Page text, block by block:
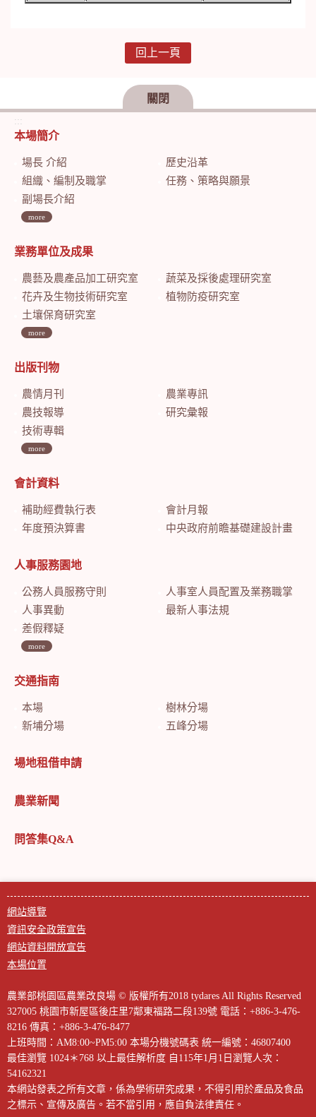
回上一頁
關閉
:::
本場簡介
場長 介紹
歷史沿革
組織、編制及職掌
任務、策略與願景
副場長介紹
more
業務單位及成果
農藝及農產品加工研究室
蔬菜及採後處理研究室
花卉及生物技術研究室
植物防疫研究室
土壤保育研究室
more
出版刊物
農情月刊
農業專訊
農技報導
研究彙報
技術專輯
more
會計資料
補助經費執行表
會計月報
年度預決算書
中央政府前瞻基礎建設計畫特別預算會計月報
人事服務園地
公務人員服務守則
人事室人員配置及業務職掌
人事異動
最新人事法規
差假釋疑
more
交通指南
本場
樹林分場
新埔分場
五峰分場
場地租借申請
農業新聞
問答集Q&A
網站導覽
資訊安全政策宣告
網站資料開放宣告
本場位置
農業部桃園區農業改良場 © 版權所有2018 tydares All Rights Reserved
327005 桃園市新屋區後庄里7鄰東福路二段139號 電話：+886-3-476-
8216 傳真：+886-3-476-8477
上班時間：AM8:00~PM5:00 本場分機號碼表 統一編號：46807400
最佳瀏覽 1024＊768 以上最佳解析度 自115年1月1日瀏覽人次：
54162321
本網站發表之所有文章，係為學術研究成果，不得引用於產品及食品
之標示、宣傳及廣告。若不當引用，應自負法律責任。